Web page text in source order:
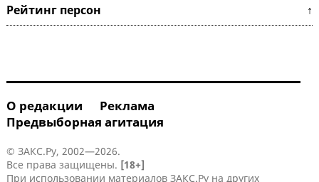
Рейтинг персон ↑
О редакции
Реклама
Предвыборная агитация
© ЗАКС.Ру, 2002—2026.
Все права защищены. [18+]
При использовании материалов ЗАКС.Ру на других